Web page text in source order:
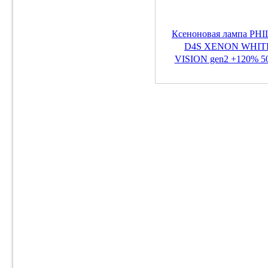
Ксеноновая лампа
D4S XENON
VISION gen2 +120%